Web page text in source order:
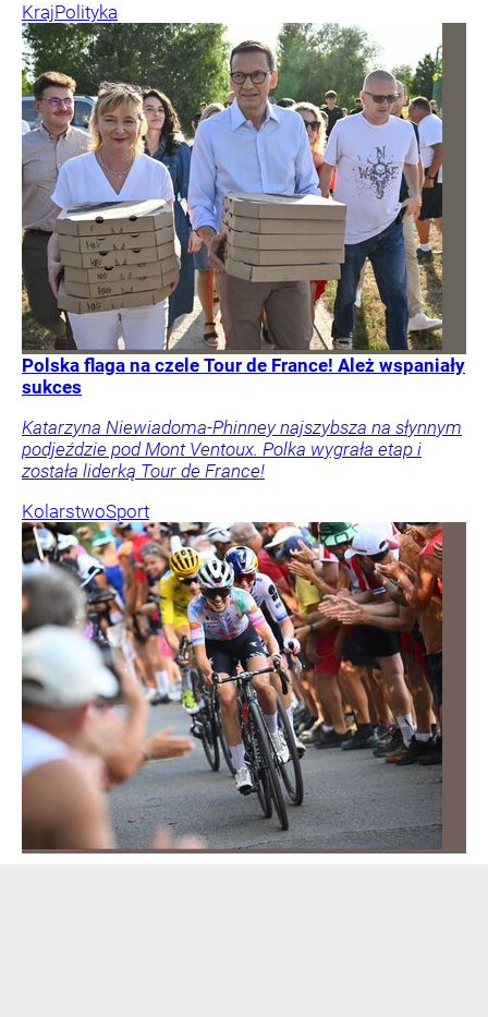
KrajPolityka
Polska flaga na czele Tour de France! Ależ wspaniały
sukces
Katarzyna Niewiadoma-Phinney najszybsza na słynnym
podjeździe pod Mont Ventoux. Polka wygrała etap i
została liderką Tour de France!
KolarstwoSport